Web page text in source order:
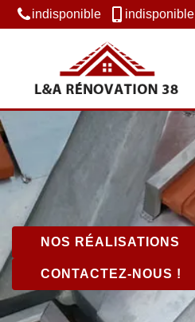
indisponible indisponible
NOS RÉALISATIONS
CONTACTEZ-NOUS !